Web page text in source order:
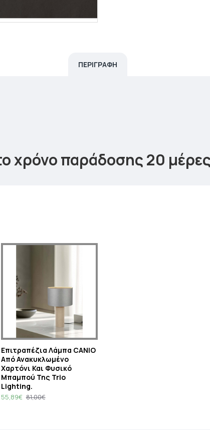
ΠΕΡΙΓΡΑΦΗ
χρόνο παράδοσης 20
Eπιτραπέζια Λάμπα CANIO
Από Ανακυκλωμένο
Χαρτόνι Και Φυσικό
Μπαμπού Της Trio
Lighting.
55,89€ 81,00€